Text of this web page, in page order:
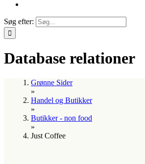
Søg efter:
Database relationer
Grønne Sider
»
Handel og Butikker
»
Butikker - non food
»
Just Coffee